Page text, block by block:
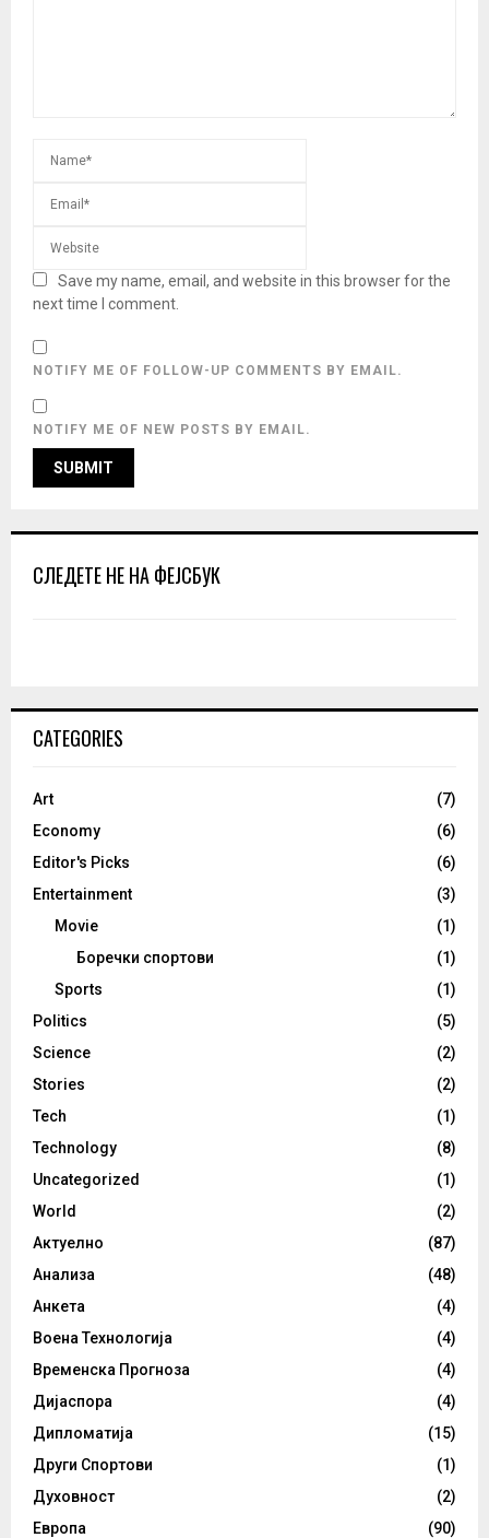
Save my name, email, and website in this browser for the
next time I comment.
NOTIFY ME OF FOLLOW-UP COMMENTS BY EMAIL.
NOTIFY ME OF NEW POSTS BY EMAIL.
СЛЕДЕТЕ НЕ НА ФЕЈСБУК
CATEGORIES
Art
(7)
Economy
(6)
Editor's Picks
(6)
Entertainment
(3)
Movie
(1)
Боречки спортови
(1)
Sports
(1)
Politics
(5)
Science
(2)
Stories
(2)
Tech
(1)
Technology
(8)
Uncategorized
(1)
World
(2)
Актуелно
(87)
Анализа
(48)
Анкета
(4)
Воена Технологија
(4)
Временска Прогноза
(4)
Дијаспора
(4)
Дипломатија
(15)
Други Спортови
(1)
Духовност
(2)
Европа
(90)